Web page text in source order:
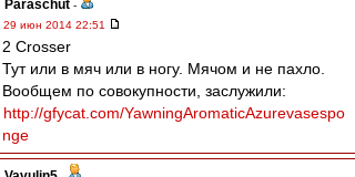
Paraschut -
29 июн 2014 22:51
2 Crosser
Тут или в мяч или в ногу. Мячом и не пахло.
Вообщем по совокупности, заслужили:
http://gfycat.com/YawningAromaticAzurevasespo
nge